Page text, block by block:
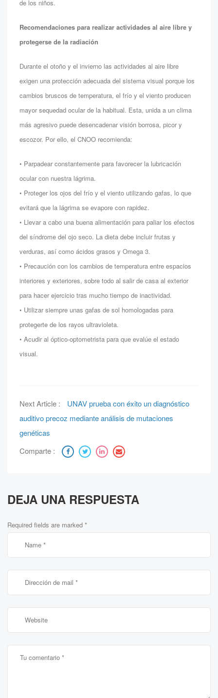
de los niños.
Recomendaciones para realizar actividades al aire libre y
protegerse de la radiación
Durante el otoño y el invierno las actividades al aire libre
exigen una protección adecuada del sistema visual porque los
cambios bruscos de temperatura, el frío y el viento producen
mayor sequedad ocular de la habitual. Esta, unida a un clima
más agresivo puede desencadenar visión borrosa, picor y
escozor. Por ello, el CNOO recomienda:
• Parpadear constantemente para favorecer la lubricación
ocular con nuestra lágrima.
• Proteger los ojos del frío y el viento utilizando gafas, lo que
evitará que la lágrima se evapore con rapidez.
• Llevar a cabo una buena alimentación para paliar los efectos
del síndrome del ojo seco. La dieta debe incluir frutas y
verduras, así como ácidos grasos y Omega 3.
• Precaución con los cambios de temperatura entre espacios
interiores y exteriores, sobre todo al salir de casa al exterior
para hacer ejercicio tras mucho tiempo de inactividad.
• Utilizar siempre unas gafas de sol homologadas para
protegerte de los rayos ultravioleta.
• Acudir al óptico-optometrista para que evalúe el estado
visual.
Next Article :
UNAV prueba con éxito un diagnóstico
auditivo precoz mediante análisis de mutaciones
genéticas
Comparte :
DEJA UNA RESPUESTA
Required fields are marked *